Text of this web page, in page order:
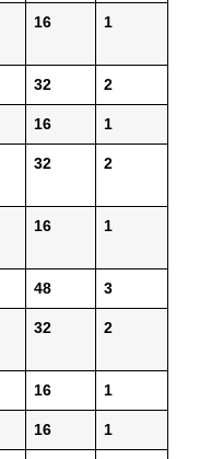
16 1
32 2
16 1
32 2
16 1
48 3
32 2
16 1
16 1